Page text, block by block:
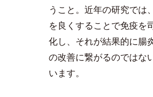
うこと。近年の研究では
を良くすることで免疫を
化し、それが結果的に腸
の改善に繋がるのではな
います。